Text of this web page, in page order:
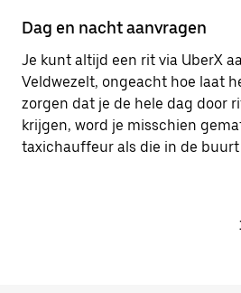
Dag en nacht aanvragen
Je kunt altijd een rit via UberX
Veldwezelt, ongeacht hoe laat
zorgen dat je de hele dag door
krijgen, word je misschien
taxichauffeur als die in de buurt